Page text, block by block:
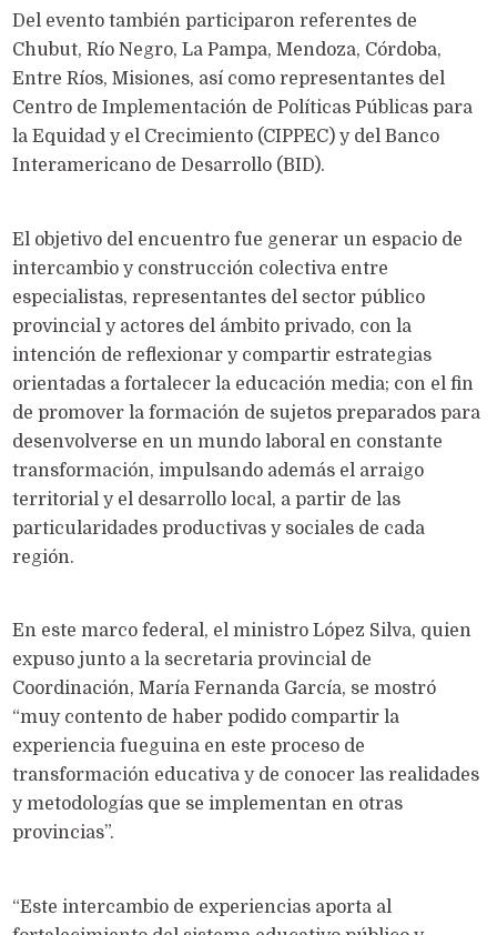
Del evento también participaron referentes de
Chubut, Río Negro, La Pampa, Mendoza, Córdoba,
Entre Ríos, Misiones, así como representantes del
Centro de Implementación de Políticas Públicas para
la Equidad y el Crecimiento (CIPPEC) y del Banco
Interamericano de Desarrollo (BID).
El objetivo del encuentro fue generar un espacio de
intercambio y construcción colectiva entre
especialistas, representantes del sector público
provincial y actores del ámbito privado, con la
intención de reflexionar y compartir estrategias
orientadas a fortalecer la educación media; con el fin
de promover la formación de sujetos preparados para
desenvolverse en un mundo laboral en constante
transformación, impulsando además el arraigo
territorial y el desarrollo local, a partir de las
particularidades productivas y sociales de cada
región.
En este marco federal, el ministro López Silva, quien
expuso junto a la secretaria provincial de
Coordinación, María Fernanda García, se mostró
“muy contento de haber podido compartir la
experiencia fueguina en este proceso de
transformación educativa y de conocer las realidades
y metodologías que se implementan en otras
provincias”.
“Este intercambio de experiencias aporta al